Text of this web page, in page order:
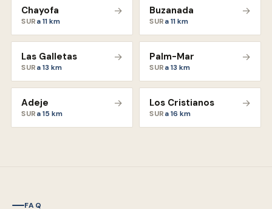
Chayofa
SURa11km
→ Buzanada
SURa11km
→
Las Galletas
SURa13 km
→ Palm-Mar
SURa13 km
→
Adeje
SURa15 km
→ Los Cristianos
SURa16 km
→
FAQ